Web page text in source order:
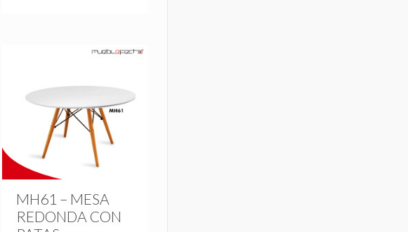
MH61 – MESA
REDONDA CON